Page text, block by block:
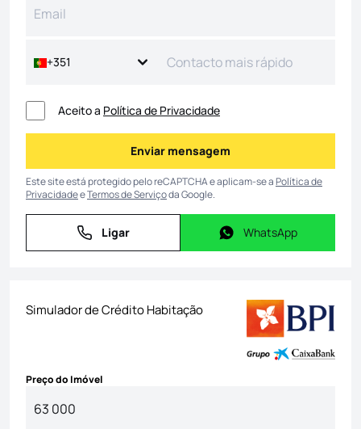
+351
Aceito a Política de Privacidade
Enviar mensagem
Enviar mensagem
Este site está protegido pelo reCAPTCHA e aplicam-se aPolítica de
PrivacidadeeTermos de Serviçoda Google.
Ligar
Ligar WhatsApp
WhatsApp
Simulador de Crédito Habitação
Preço do Imóvel